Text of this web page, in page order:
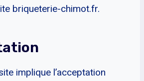
briqueterie-chimot.fr.
implique l’acceptation